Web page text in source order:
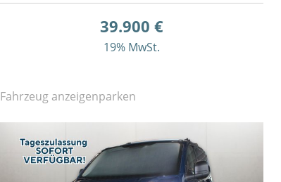
39.900 €
19% MwSt.
Fahrzeug anzeigenparken